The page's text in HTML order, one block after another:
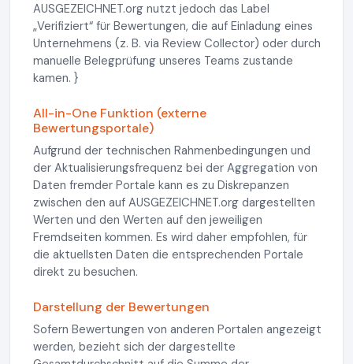
AUSGEZEICHNET.org nutzt jedoch das Label
„Verifiziert“ für Bewertungen, die auf Einladung eines
Unternehmens (z. B. via Review Collector) oder durch
manuelle Belegprüfung unseres Teams zustande
kamen. }
All-in-One Funktion (externe
Bewertungsportale)
Aufgrund der technischen Rahmenbedingungen und
der Aktualisierungsfrequenz bei der Aggregation von
Daten fremder Portale kann es zu Diskrepanzen
zwischen den auf AUSGEZEICHNET.org dargestellten
Werten und den Werten auf den jeweiligen
Fremdseiten kommen. Es wird daher empfohlen, für
die aktuellsten Daten die entsprechenden Portale
direkt zu besuchen.
Darstellung der Bewertungen
Sofern Bewertungen von anderen Portalen angezeigt
werden, bezieht sich der dargestellte